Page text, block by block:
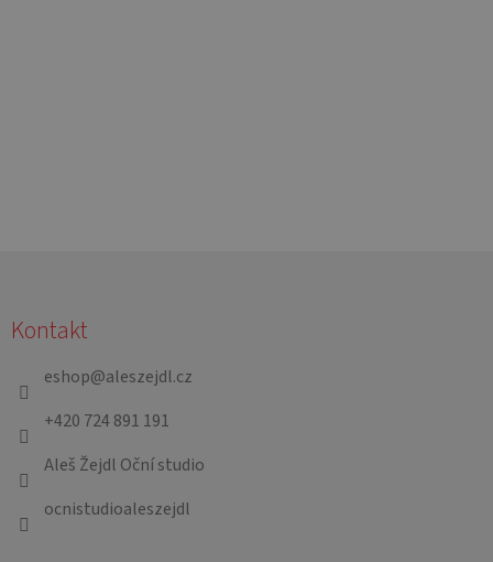
Kontakt
eshop@aleszejdl.cz
+420 724 891 191
Aleš Žejdl Oční studio
ocnistudioaleszejdl